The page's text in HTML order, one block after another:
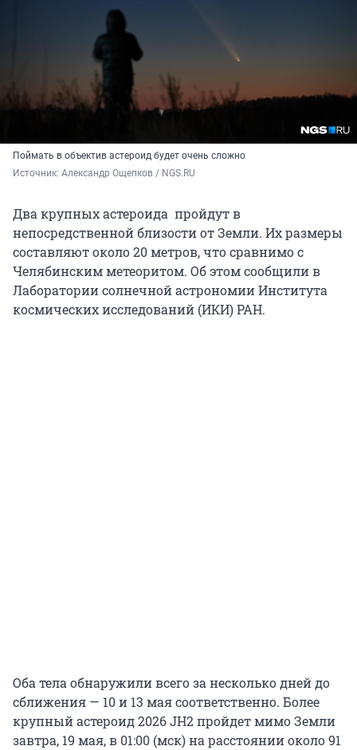
Поймать в объектив астероид будет очень сложно
Источник: Александр Ощепков / NGS.RU
Два крупных астероида пройдут в
непосредственной близости от Земли. Их размеры
составляют около 20 метров, что сравнимо с
Челябинским метеоритом. Об этом сообщили в
Лаборатории солнечной астрономии Института
космических исследований (ИКИ) РАН.
Оба тела обнаружили всего за несколько дней до
сближения — 10 и 13 мая соответственно. Более
крупный астероид 2026 JH2 пройдет мимо Земли
завтра, 19 мая, в 01:00 (мск) на расстоянии около 91